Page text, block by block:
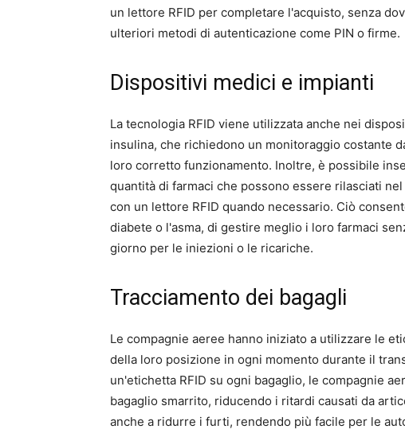
un lettore RFID per completare l'acquisto, senza
ulteriori metodi di autenticazione come PIN o firme.
Dispositivi medici e impianti
La tecnologia RFID viene utilizzata anche nei
insulina, che richiedono un monitoraggio costante
loro corretto funzionamento. Inoltre, è possibile
quantità di farmaci che possono essere rilasciati
con un lettore RFID quando necessario. Ciò
diabete o l'asma, di gestire meglio i loro farmaci
giorno per le iniezioni o le ricariche.
Tracciamento dei bagagli
Le compagnie aeree hanno iniziato a utilizzare le
della loro posizione in ogni momento durante il
un'etichetta RFID su ogni bagaglio, le compagnie
bagaglio smarrito, riducendo i ritardi causati da
anche a ridurre i furti, rendendo più facile per le